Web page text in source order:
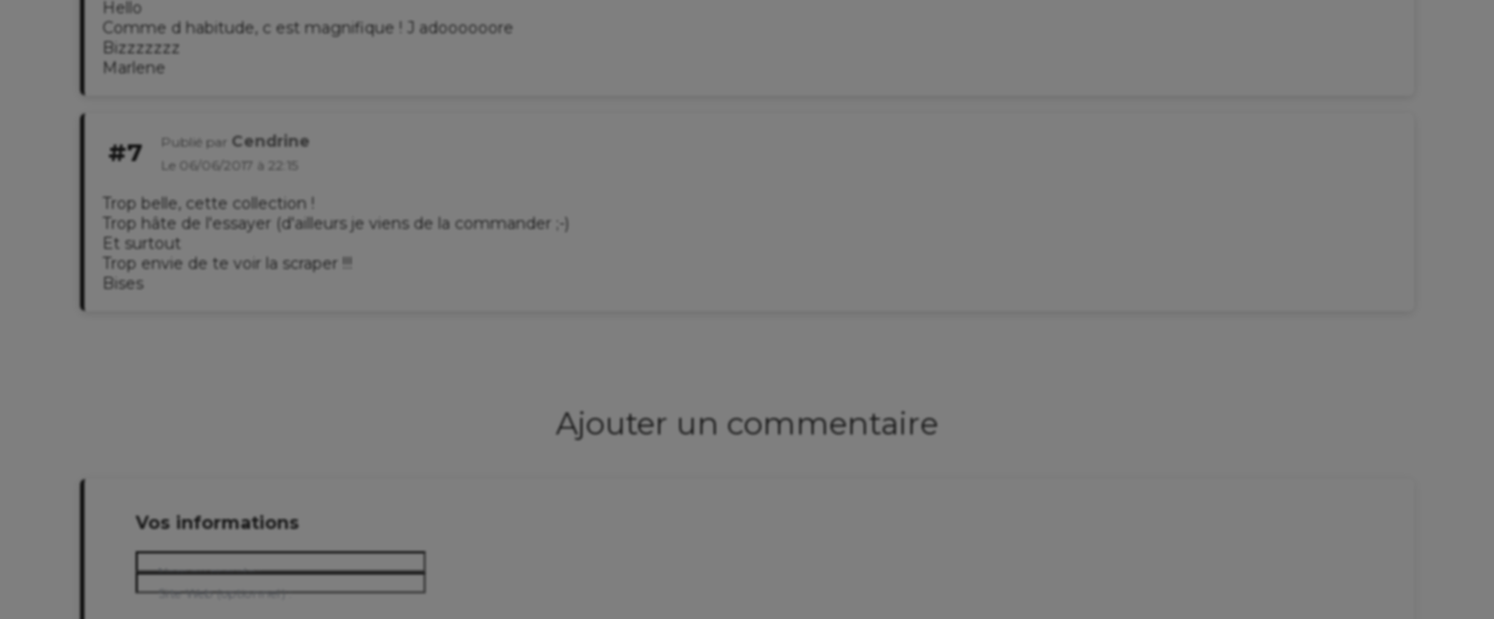
Hello
Comme d habitude, c est magnifique ! J adoooooore
Bizzzzzzz
Marlene
#7 Publié par Cendrine
Le 06/06/2017 à 22:15
Trop belle, cette collection !
Trop hâte de l'essayer (d'ailleurs je viens de la commander ;-)
Et surtout
Trop envie de te voir la scraper !!!
Bises
Ajouter un commentaire
Vos informations
Nom ou pseudo :
Site Web (optionnel) :